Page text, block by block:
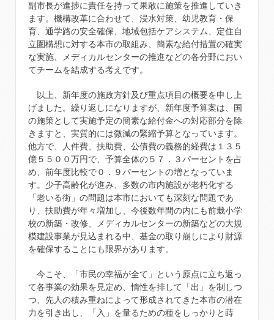
副市長が進捗に責任を持って果敢に施策を推進していき
ます。機構改革に合わせて、浸水対策、幼児教育・保
育、通学路の安全確保、地域包括ケアシステム、定住自
立圏構想に対する本市の取組み、簡素な給付措置の確実
な実施、メディカルセンターの推進などの各分野におい
てチームを結成する考えです。
以上、新年度の施政方針及び重点項目の概要を申し上
げました。繰り返しになりますが、新年度予算案は、国
の施策として実施予定の簡素な給付金への対応部分を除
きますと、実質的には微減の緊縮予算となっています。
他方で、人件費、扶助費、公債費の義務的経費は１３５
億５５００万円で、予算全体の５７．３パーセントを占
め、前年度比較で０．９パーセントの増となっていま
す。少子高齢化が進み、多数の市内施設が老朽化する
「老いる街」の問題は本市においても深刻な問題であ
り、扶助費が年々増加し、今後数年間の内にも前栽小学
校の新築・改修、メディカルセンターの新築などの大規
模建設事業が見込まれる中、基金の取り崩しにより財源
を確保することにも限界があります。
今こそ、「市民の幸福が全て」という原点に立ち返っ
て各事業の効果を見定め、惰性を排して「出」を制しつ
つ、先人の積み重ねによって形成されてきた本市の潜在
力を引き出し、「入」を量るための種をしっかりと蒔